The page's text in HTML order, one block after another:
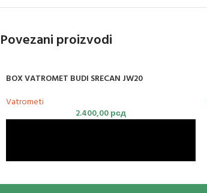
Povezani proizvodi
BOX VATROMET BUDI SRECAN JW20
Vatrometi
2.400,00рсд